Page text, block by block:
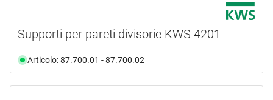
Supporti per pareti divisorie KWS 4201
Articolo: 87.700.01 - 87.700.02